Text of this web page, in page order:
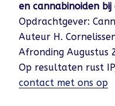
en cannabinoiden
Opdrachtgever:
Auteur H.
Afronding Augustus
Op resultaten rust
contact met ons op